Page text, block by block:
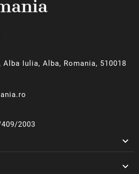
Iulia, Alba, Romania, 510018
2003

